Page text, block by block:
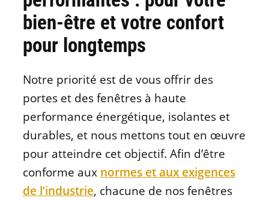
bien-être et votre confort
pour longtemps
Notre priorité est de vous offrir des
portes et des fenêtres à haute
performance énergétique, isolantes et
durables, et nous mettons tout en œuvre
pour atteindre cet objectif. Afin d’être
conforme aux normes et aux exigences
de l’industrie, chacune de nos fenêtres